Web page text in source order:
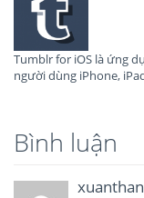
Tumblr for iOS là ứng
người dùng iPhone,
Bình luận